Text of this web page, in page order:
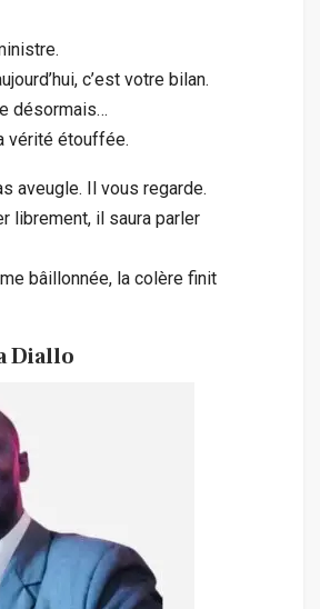
c’est votre bilan.
désormais…
vérité étouffée.
aveugle. Il vous regarde.
librement, il saura parler
bâillonnée, la colère finit
Diallo